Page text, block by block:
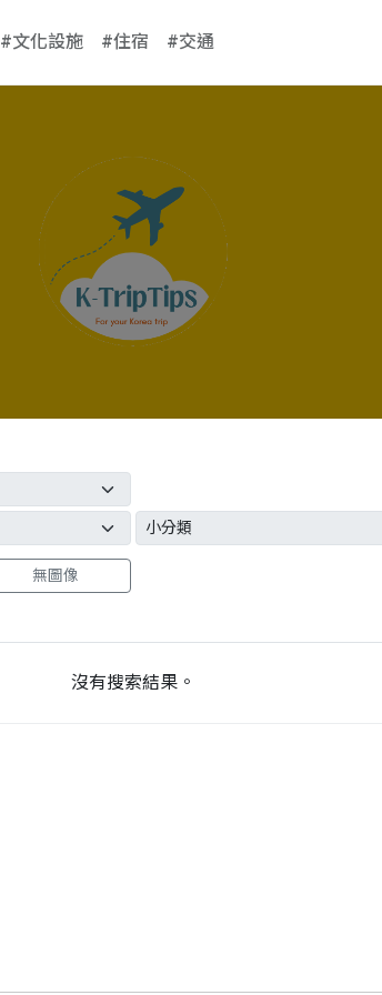
#文化設施 #住宿 #交通
無圖像
沒有搜索結果。